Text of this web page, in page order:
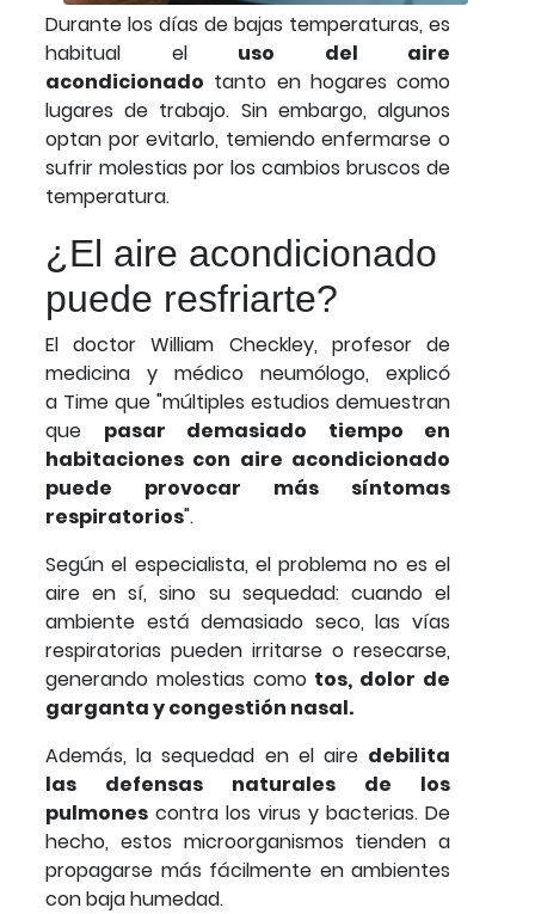
Durante los días de bajas temperaturas, es
habitual el uso del aire
acondicionado tanto en hogares como
lugares de trabajo. Sin embargo, algunos
optan por evitarlo, temiendo enfermarse o
sufrir molestias por los cambios bruscos de
temperatura.
¿El aire acondicionado
puede resfriarte?
El doctor William Checkley, profesor de
medicina y médico neumólogo, explicó
a Time que "múltiples estudios demuestran
que pasar demasiado tiempo en
habitaciones con aire acondicionado
puede provocar más síntomas
respiratorios".
Según el especialista, el problema no es el
aire en sí, sino su sequedad: cuando el
ambiente está demasiado seco, las vías
respiratorias pueden irritarse o resecarse,
generando molestias como tos, dolor de
garganta y congestión nasal.
Además, la sequedad en el aire debilita
las defensas naturales de los
pulmones contra los virus y bacterias. De
hecho, estos microorganismos tienden a
propagarse más fácilmente en ambientes
con baja humedad.